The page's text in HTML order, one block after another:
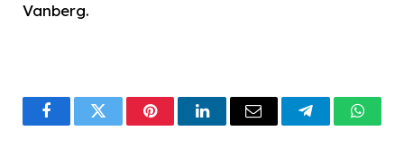
Vanberg.
FacebookTwitterPinterestLinkedInEmail Telegram